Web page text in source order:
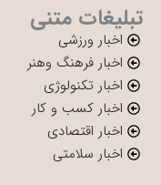
تبلیغات متنی
اخبار ورزشی
اخبار فرهنگ وهنر
اخبار تکنولوژی
اخبار کسب و کار
اخبار اقتصادی
اخبار سلامتی